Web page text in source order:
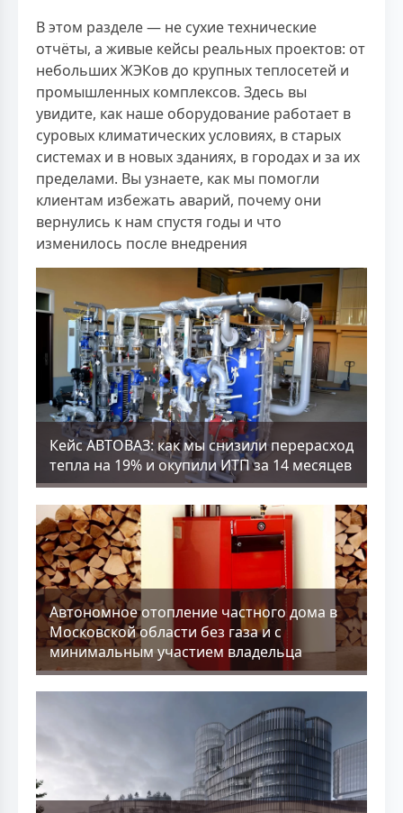
В этом разделе — не сухие технические
отчёты, а живые кейсы реальных проектов: от
небольших ЖЭКов до крупных теплосетей и
промышленных комплексов. Здесь вы
увидите, как наше оборудование работает в
суровых климатических условиях, в старых
системах и в новых зданиях, в городах и за их
пределами. Вы узнаете, как мы помогли
клиентам избежать аварий, почему они
вернулись к нам спустя годы и что
изменилось после внедрения
Кейс АВТОВАЗ: как мы снизили перерасход
тепла на 19% и окупили ИТП за 14 месяцев
Aвтономное отопление частного дома в
Московской области без газа и с
минимальным участием владельца